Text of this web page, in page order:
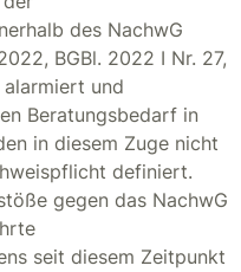
des NachwG
BGBl. 2022 I Nr. 27,
alarmiert und
Beratungsbedarf in
in diesem Zuge nicht
definiert.
gegen das NachwG
seit diesem Zeitpunkt